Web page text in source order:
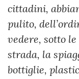
cittadini,
pulito,
vedere, sotto
strada, la
bottiglie,